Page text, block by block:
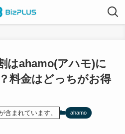
はahamo(アハモ)に
料金はどっちがお得
含まれています。 ahamo